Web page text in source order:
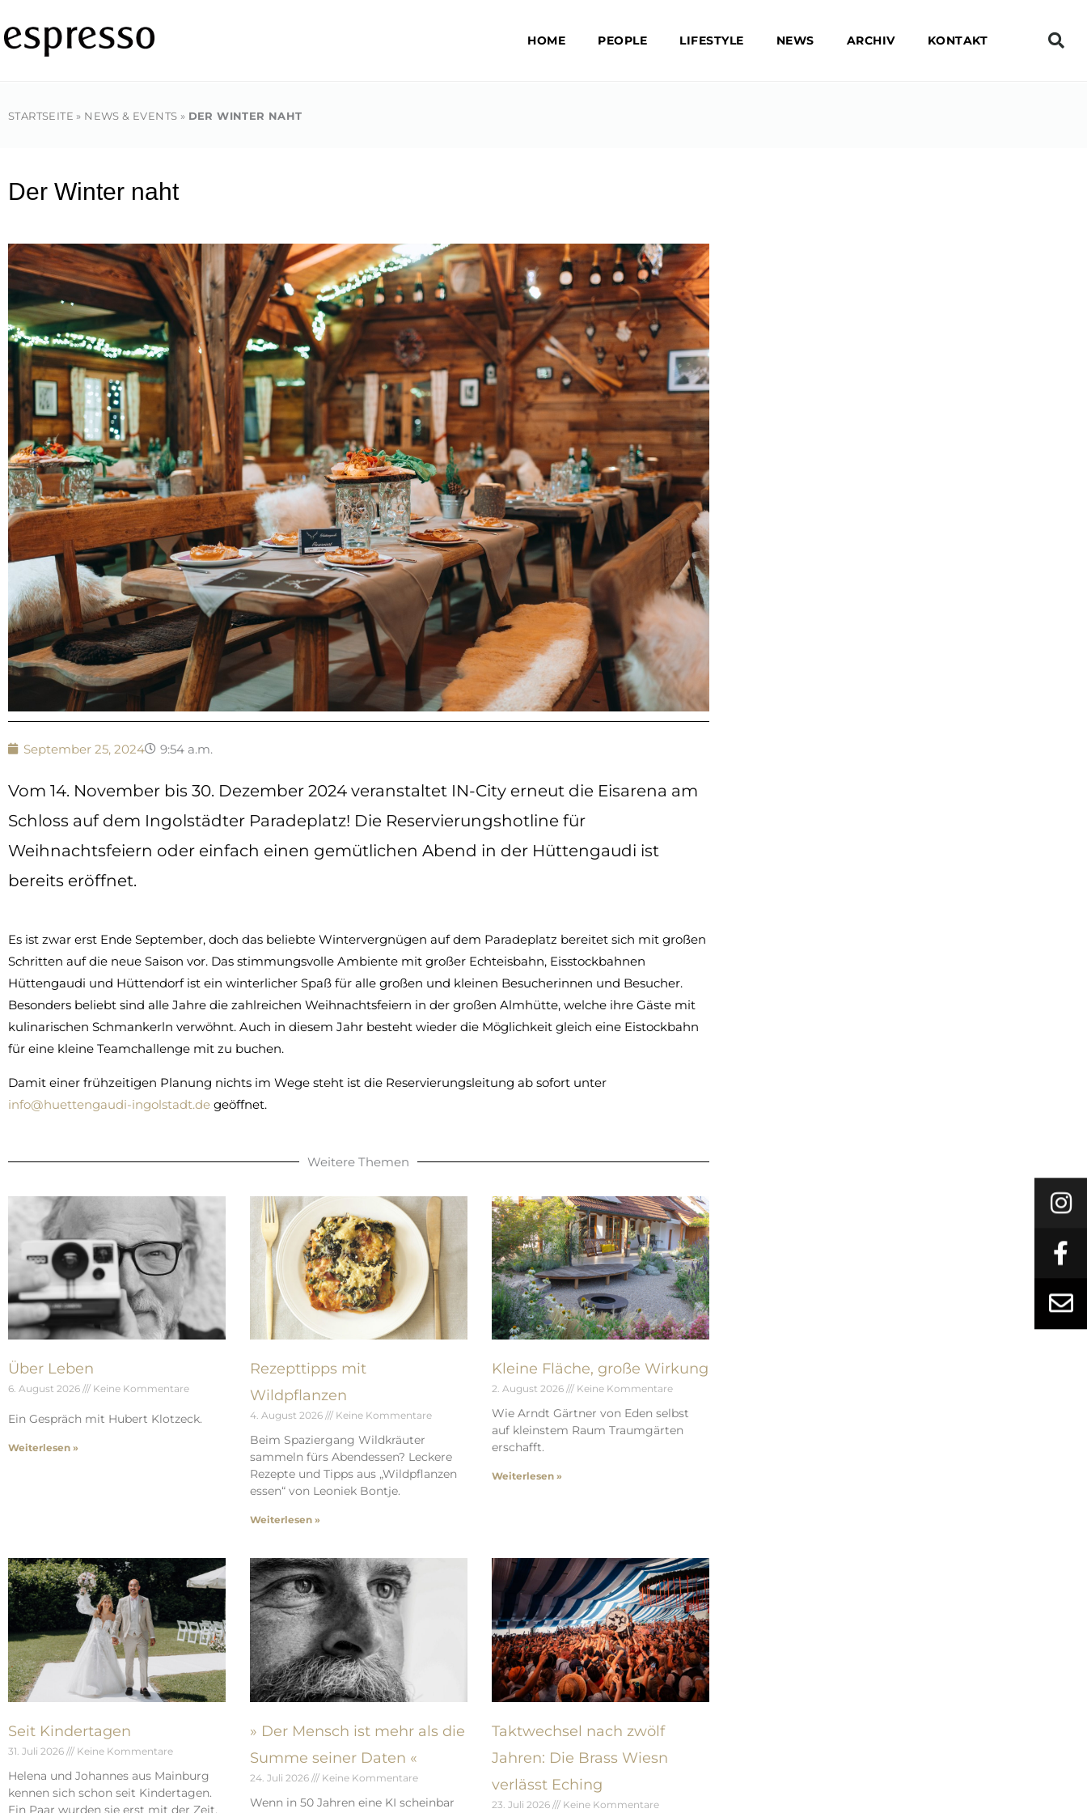
Inhalt
springen
HOME PEOPLE LIFESTYLE NEWS ARCHIV KONTAKT
STARTSEITE » NEWS & EVENTS » DER WINTER NAHT
Der Winter naht
September 25, 2024 9:54 a.m.
Vom 14. November bis 30. Dezember 2024 veranstaltet IN-City erneut die Eisarena am
Schloss auf dem Ingolstädter Paradeplatz! Die Reservierungshotline für
Weihnachtsfeiern oder einfach einen gemütlichen Abend in der Hüttengaudi ist
bereits eröffnet.
Es ist zwar erst Ende September, doch das beliebte Wintervergnügen auf dem Paradeplatz bereitet sich mit großen
Schritten auf die neue Saison vor. Das stimmungsvolle Ambiente mit großer Echteisbahn, Eisstockbahnen
Hüttengaudi und Hüttendorf ist ein winterlicher Spaß für alle großen und kleinen Besucherinnen und Besucher.
Besonders beliebt sind alle Jahre die zahlreichen Weihnachtsfeiern in der großen Almhütte, welche ihre Gäste mit
kulinarischen Schmankerln verwöhnt. Auch in diesem Jahr besteht wieder die Möglichkeit gleich eine Eistockbahn
für eine kleine Teamchallenge mit zu buchen.
Damit einer frühzeitigen Planung nichts im Wege steht ist die Reservierungsleitung ab sofort unter
info@huettengaudi-ingolstadt.de geöffnet.
Weitere Themen
Über Leben
6. August 2026 Keine Kommentare
Ein Gespräch mit Hubert Klotzeck.
Weiterlesen »
Rezepttipps mit
Wildpflanzen
4. August 2026 Keine Kommentare
Beim Spaziergang Wildkräuter
sammeln fürs Abendessen? Leckere
Rezepte und Tipps aus „Wildpflanzen
essen“ von Leoniek Bontje.
Weiterlesen »
Kleine Fläche, große Wirkung
2. August 2026 Keine Kommentare
Wie Arndt Gärtner von Eden selbst
auf kleinstem Raum Traumgärten
erschafft.
Weiterlesen »
Seit Kindertagen
31. Juli 2026 Keine Kommentare
Helena und Johannes aus Mainburg
kennen sich schon seit Kindertagen.
Ein Paar wurden sie erst mit der Zeit.
» Der Mensch ist mehr als die
Summe seiner Daten «
24. Juli 2026 Keine Kommentare
Wenn in 50 Jahren eine KI scheinbar
Taktwechsel nach zwölf
Jahren: Die Brass Wiesn
verlässt Eching
23. Juli 2026 Keine Kommentare